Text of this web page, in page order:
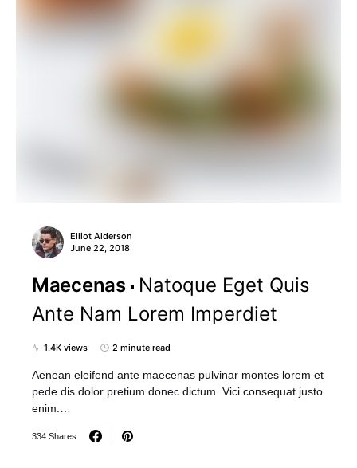
Elliot Alderson
June 22, 2018
Maecenas
Natoque Eget Quis
Ante Nam Lorem Imperdiet
1.4K views 2 minute read
Aenean eleifend ante maecenas pulvinar montes lorem et
pede dis dolor pretium donec dictum. Vici consequat justo
enim.…
334 Shares